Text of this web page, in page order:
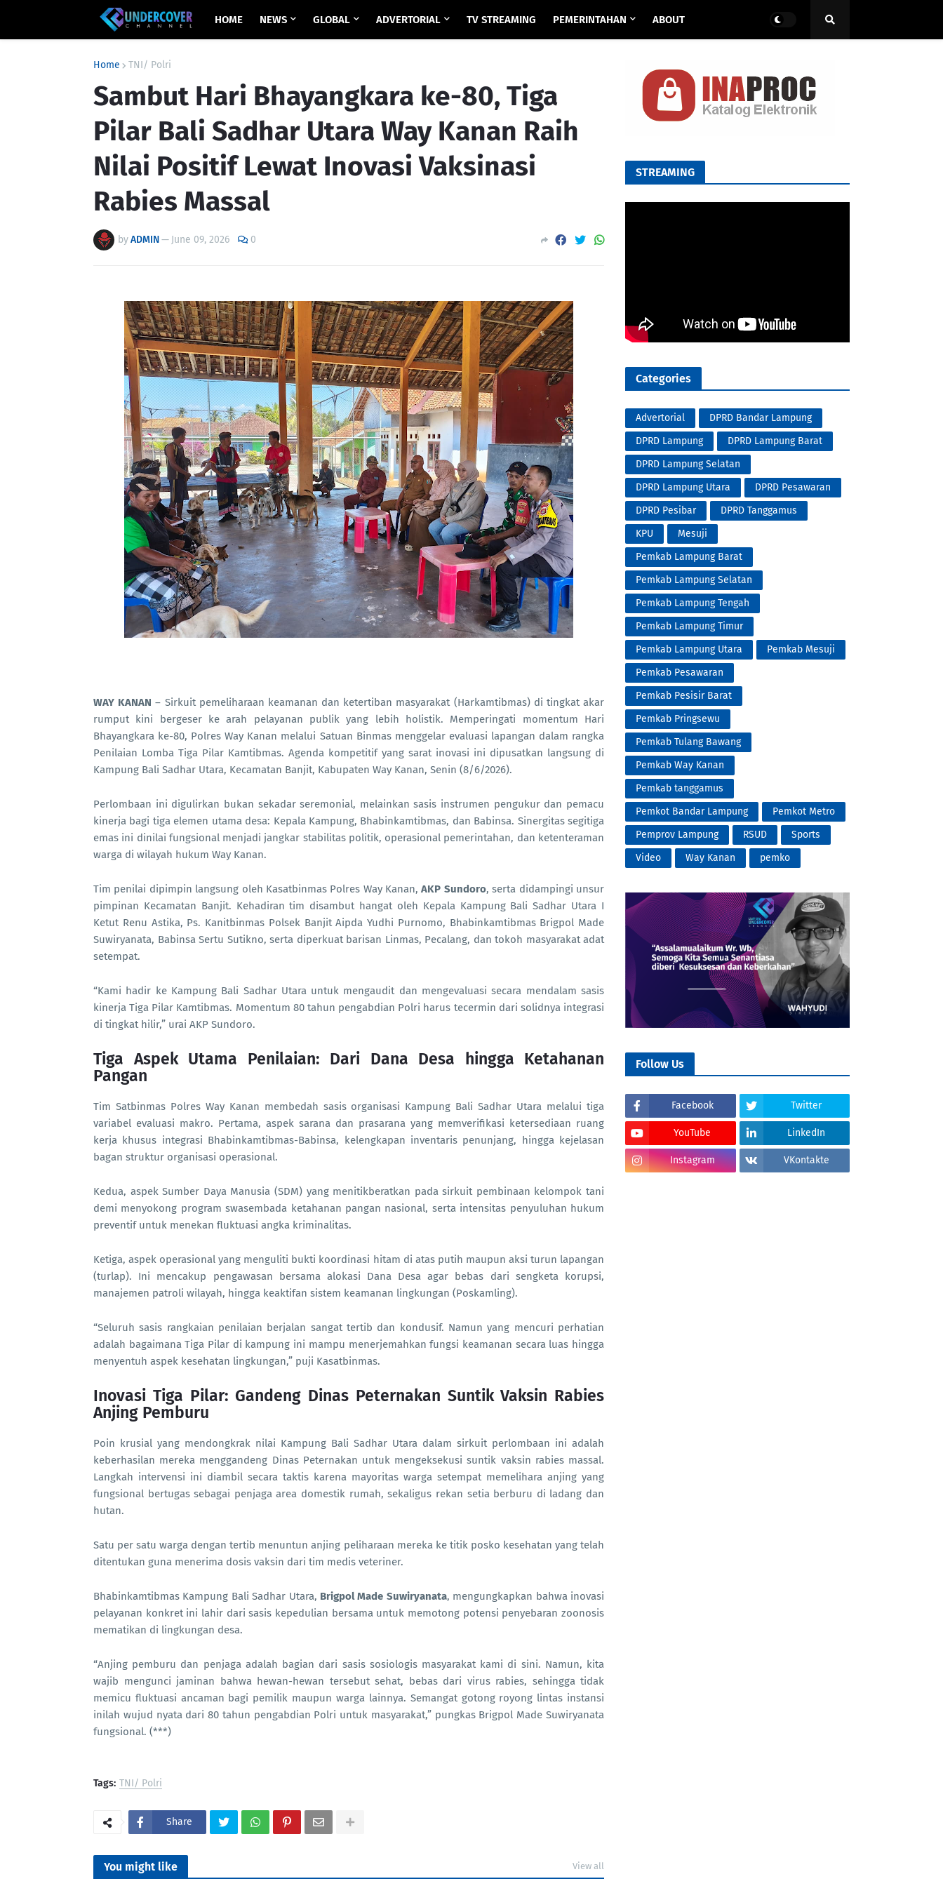
HOME NEWS GLOBAL ADVERTORIAL TV STREAMING PEMERINTAHAN ABOUT
Home TNI/ Polri
Sambut Hari Bhayangkara ke-80, Tiga
Pilar Bali Sadhar Utara Way Kanan Raih
Nilai Positif Lewat Inovasi Vaksinasi
Rabies Massal
byADMIN— June 09, 2026 0
WAY KANAN – Sirkuit pemeliharaan keamanan dan ketertiban masyarakat (Harkamtibmas) di tingkat akar
rumput kini bergeser ke arah pelayanan publik yang lebih holistik. Memperingati momentum Hari
Bhayangkara ke-80, Polres Way Kanan melalui Satuan Binmas menggelar evaluasi lapangan dalam rangka
Penilaian Lomba Tiga Pilar Kamtibmas. Agenda kompetitif yang sarat inovasi ini dipusatkan langsung di
Kampung Bali Sadhar Utara, Kecamatan Banjit, Kabupaten Way Kanan, Senin (8/6/2026).
Perlombaan ini digulirkan bukan sekadar seremonial, melainkan sasis instrumen pengukur dan pemacu
kinerja bagi tiga elemen utama desa: Kepala Kampung, Bhabinkamtibmas, dan Babinsa. Sinergitas segitiga
emas ini dinilai fungsional menjadi jangkar stabilitas politik, operasional pemerintahan, dan ketenteraman
warga di wilayah hukum Way Kanan.
Tim penilai dipimpin langsung oleh Kasatbinmas Polres Way Kanan,AKP Sundoro, serta didampingi unsur
pimpinan Kecamatan Banjit. Kehadiran tim disambut hangat oleh Kepala Kampung Bali Sadhar Utara I
Ketut Renu Astika, Ps. Kanitbinmas Polsek Banjit Aipda Yudhi Purnomo, Bhabinkamtibmas Brigpol Made
Suwiryanata, Babinsa Sertu Sutikno, serta diperkuat barisan Linmas, Pecalang, dan tokoh masyarakat adat
setempat.
“Kami hadir ke Kampung Bali Sadhar Utara untuk mengaudit dan mengevaluasi secara mendalam sasis
kinerja Tiga Pilar Kamtibmas. Momentum 80 tahun pengabdian Polri harus tecermin dari solidnya integrasi
di tingkat hilir,” urai AKP Sundoro.
Tiga Aspek Utama Penilaian: Dari Dana Desa hingga Ketahanan
Pangan
Tim Satbinmas Polres Way Kanan membedah sasis organisasi Kampung Bali Sadhar Utara melalui tiga
variabel evaluasi makro. Pertama, aspek sarana dan prasarana yang memverifikasi ketersediaan ruang
kerja khusus integrasi Bhabinkamtibmas-Babinsa, kelengkapan inventaris penunjang, hingga kejelasan
bagan struktur organisasi operasional.
Kedua, aspek Sumber Daya Manusia (SDM) yang menitikberatkan pada sirkuit pembinaan kelompok tani
demi menyokong program swasembada ketahanan pangan nasional, serta intensitas penyuluhan hukum
preventif untuk menekan fluktuasi angka kriminalitas.
Ketiga, aspek operasional yang menguliti bukti koordinasi hitam di atas putih maupun aksi turun lapangan
(turlap). Ini mencakup pengawasan bersama alokasi Dana Desa agar bebas dari sengketa korupsi,
manajemen patroli wilayah, hingga keaktifan sistem keamanan lingkungan (Poskamling).
“Seluruh sasis rangkaian penilaian berjalan sangat tertib dan kondusif. Namun yang mencuri perhatian
adalah bagaimana Tiga Pilar di kampung ini mampu menerjemahkan fungsi keamanan secara luas hingga
menyentuh aspek kesehatan lingkungan,” puji Kasatbinmas.
Inovasi Tiga Pilar: Gandeng Dinas Peternakan Suntik Vaksin Rabies
Anjing Pemburu
Poin krusial yang mendongkrak nilai Kampung Bali Sadhar Utara dalam sirkuit perlombaan ini adalah
keberhasilan mereka menggandeng Dinas Peternakan untuk mengeksekusi suntik vaksin rabies massal.
Langkah intervensi ini diambil secara taktis karena mayoritas warga setempat memelihara anjing yang
fungsional bertugas sebagai penjaga area domestik rumah, sekaligus rekan setia berburu di ladang dan
hutan.
Satu per satu warga dengan tertib menuntun anjing peliharaan mereka ke titik posko kesehatan yang telah
ditentukan guna menerima dosis vaksin dari tim medis veteriner.
Bhabinkamtibmas Kampung Bali Sadhar Utara, Brigpol Made Suwiryanata, mengungkapkan bahwa inovasi
pelayanan konkret ini lahir dari sasis kepedulian bersama untuk memotong potensi penyebaran zoonosis
mematikan di lingkungan desa.
“Anjing pemburu dan penjaga adalah bagian dari sasis sosiologis masyarakat kami di sini. Namun, kita
wajib mengunci jaminan bahwa hewan-hewan tersebut sehat, bebas dari virus rabies, sehingga tidak
memicu fluktuasi ancaman bagi pemilik maupun warga lainnya. Semangat gotong royong lintas instansi
inilah wujud nyata dari 80 tahun pengabdian Polri untuk masyarakat,” pungkas Brigpol Made Suwiryanata
fungsional. (***)
Tags: TNI/ Polri
Share
You might like View all
STREAMING
Categories
Advertorial
DPRD Bandar Lampung
DPRD Lampung
DPRD Lampung Barat
DPRD Lampung Selatan
DPRD Lampung Utara
DPRD Pesawaran
DPRD Pesibar
DPRD Tanggamus
KPU
Mesuji
Pemkab Lampung Barat
Pemkab Lampung Selatan
Pemkab Lampung Tengah
Pemkab Lampung Timur
Pemkab Lampung Utara
Pemkab Mesuji
Pemkab Pesawaran
Pemkab Pesisir Barat
Pemkab Pringsewu
Pemkab Tulang Bawang
Pemkab Way Kanan
Pemkab tanggamus
Pemkot Bandar Lampung
Pemkot Metro
Pemprov Lampung
RSUD
Sports
Video
Way Kanan pemko
Follow Us
Facebook Twitter
YouTube LinkedIn
Instagram VKontakte